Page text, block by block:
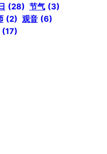
(28) 节气 (3)
(2) 观音 (6)
(17)